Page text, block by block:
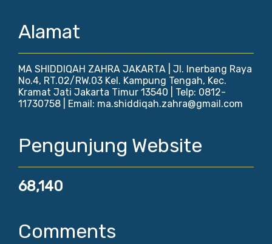
Alamat
MA SHIDDIQAH ZAHRA JAKARTA | Jl. Inerbang Raya
No.4, RT.02/RW.03 Kel. Kampung Tengah, Kec.
Kramat Jati Jakarta Timur 13540 | Telp: 0812-
11730758 | Email: ma.shiddiqah.zahra@gmail.com
Pengunjung Website
68,140
Comments